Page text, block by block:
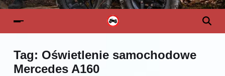
Tag: Oświetlenie samochodowe
Mercedes A160